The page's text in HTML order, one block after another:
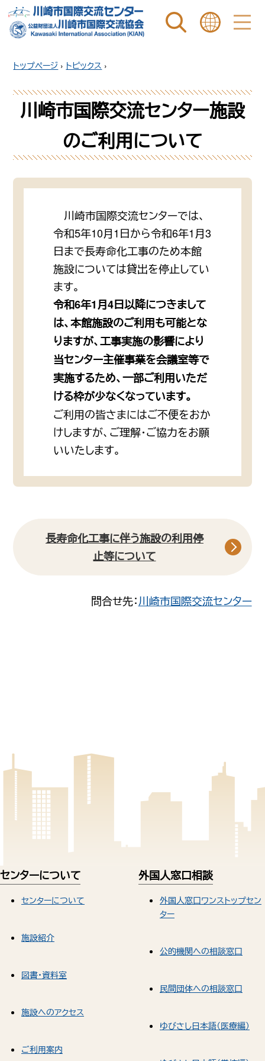
ページ内を検索
ことば
トップページ › トピックス ›
川崎市国際交流センター施設
のご利用について
川崎市国際交流センターでは、
令和5年10月1日から令和6年1月3
日まで長寿命化工事のため本館
施設については貸出を停止してい
ます。
令和6年1月4日以降につきまして
は、本館施設のご利用も可能とな
りますが、工事実施の影響により
当センター主催事業を会議室等で
実施するため、一部ご利用いただ
ける枠が少なくなっています。
ご利用の皆さまにはご不便をおか
けしますが、ご理解・ご協力をお願
いいたします。
長寿命化工事に伴う施設の利用停
止等について
問合せ先：川崎市国際交流センター
センターについて
センターについて
施設紹介
図書・資料室
施設へのアクセス
ご利用案内
外国人窓口相談
外国人窓口ワンストップセン
ター
公的機関への相談窓口
民間団体への相談窓口
ゆびさし日本語（医療編）